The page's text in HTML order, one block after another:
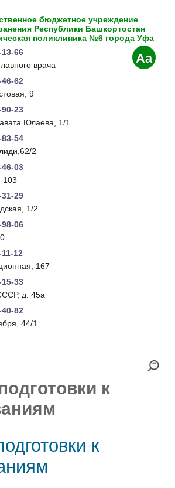
бюджетное учреждение
Республики Башкортостан
поликлиника №6 города Уфа
66
врача
62
9
23
Юлаева, 1/1
54
2
03
103
29
1/2
06
12
167
33
д. 45а
82
44/1
Aa
к
к